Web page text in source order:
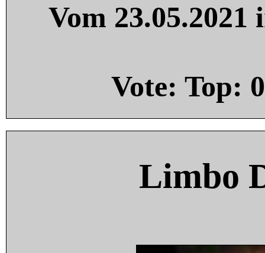
Vom
Vote: Top: 0
Limbo